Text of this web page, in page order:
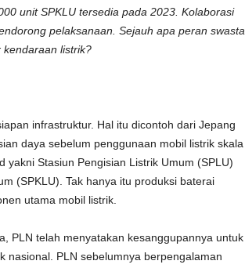
unit SPKLU tersedia pada 2023. Kolaborasi
pelaksanaan. Sejauh apa peran swasta
listrik?
infrastruktur. Hal itu dicontoh dari Jepang
daya sebelum penggunaan mobil listrik skala
yakni Stasiun Pengisian Listrik Umum (SPLU)
(SPKLU). Tak hanya itu produksi baterai
utama mobil listrik.
PLN telah menyatakan kesanggupannya untuk
nasional. PLN sebelumnya berpengalaman